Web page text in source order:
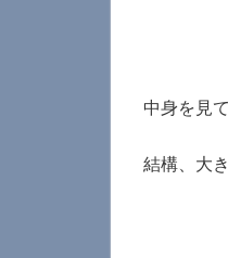
中身を見
結構、大